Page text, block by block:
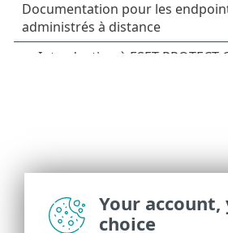
Your
choice